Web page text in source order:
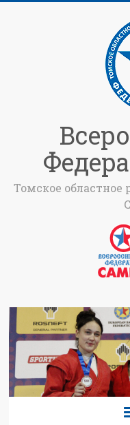
Томское областное